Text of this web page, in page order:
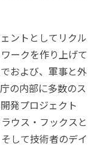
ントとしてリクル
ークを作り上げて
および、軍事と外
の内部に多数のス
発プロジェクト
ウス・フックスと
して技術者のデイ